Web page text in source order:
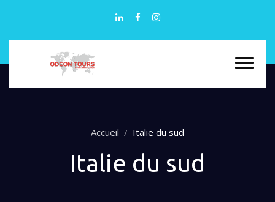
Accueil Italie du sud
Italie du sud